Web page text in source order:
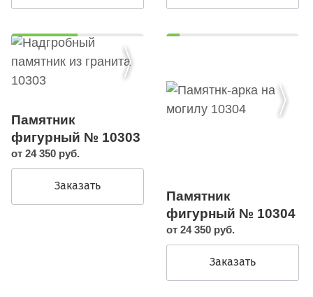
Памятник
фигурный № 10303
от 24 350 руб.
Заказать
Памятник
фигурный № 10304
от 24 350 руб.
Заказать